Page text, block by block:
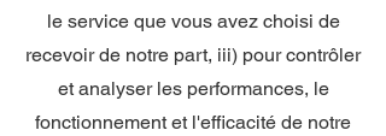
le service que vous avez choisi de
recevoir de notre part, iii) pour contrôler
et analyser les performances, le
fonctionnement et l'efficacité de notre